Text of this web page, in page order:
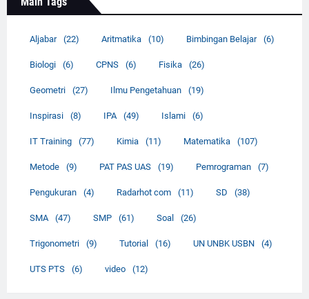
Aljabar (22) Aritmatika (10) Bimbingan Belajar (6)
Biologi (6) CPNS (6) Fisika (26)
Geometri (27) Ilmu Pengetahuan (19)
Inspirasi (8) IPA (49) Islami (6)
IT Training (77) Kimia (11) Matematika (107)
Metode (9) PAT PAS UAS (19) Pemrograman (7)
Pengukuran (4) Radarhot com (11) SD (38)
SMA (47) SMP (61) Soal (26)
Trigonometri (9) Tutorial (16) UN UNBK USBN (4)
UTS PTS (6) video (12)